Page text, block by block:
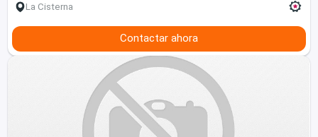
La Cisterna
Contactar ahora